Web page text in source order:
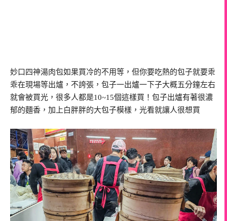
妙口四神湯肉包如果買冷的不用等，但你要吃熱的包子就要乖
乖在現場等出爐，不誇張，包子一出爐一下子大概五分鐘左右
就會被買光，很多人都是10~15個這樣買！包子出爐有著很濃
郁的麵香，加上白胖胖的大包子模樣，光看就讓人很想買